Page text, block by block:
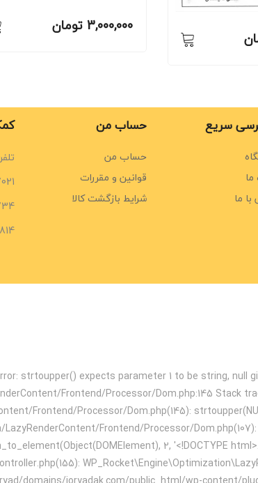
3,000,000تومان
حساب من
حساب من
قوانین و مقررات
شرایط بازگشت کالا
سریع
ما
ما
strtoupper() expects parameter 1 to be string,
Frontend/Processor/Dom.php:145
Frontend/Processor/Dom.php(145):
Frontend/Processor/
2, '<!DOCTYPE